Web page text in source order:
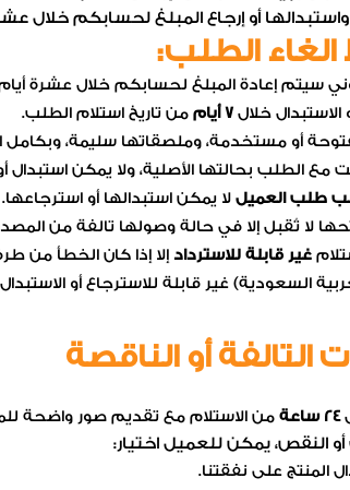
الطلب:
سيتم إعادة المبلغ لحسابكم خلال عشرة
خلال7 أيام
من تاريخ استلام الطلب.
أو مستخدمة، وملصقاتها سليمة، وبكامل
مع الطلب بحالتها الأصلية، ولا يمكن استبدال
طلب العميل لا يمكن استبدالها أو استرجاعها.
لا تُقبل إلا في حالة وصولها تالفة من
غير قابلة للاسترداد إلا إذا كان الخطأ من
السعودية) غير قابلة للاسترجاع أو
التالفة أو الناقصة
24 ساعة من الاستلام مع تقديم صور واضحة
النقص، يمكن للعميل اختيار:
المنتج على نفقتنا.